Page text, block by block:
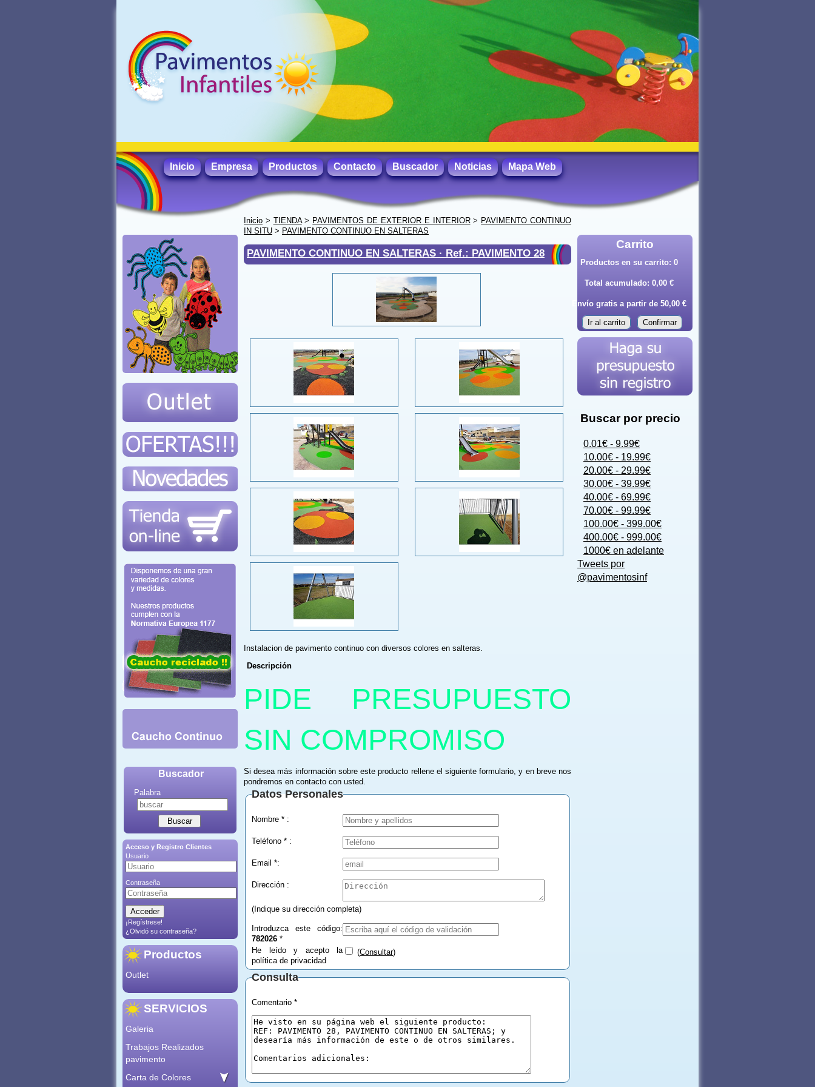
Inicio Empresa Productos Contacto Buscador Noticias Mapa Web
Buscador
Palabra
Acceso y Registro Clientes
Usuario
Contraseña
¡Regístrese!
¿Olvidó su contraseña?
Productos
Outlet
SERVICIOS
Galeria
Trabajos Realizados
pavimento
Carta de Colores
Inicio > TIENDA> PAVIMENTOS DE EXTERIOR E INTERIOR> PAVIMENTO CONTINUO
IN SITU > PAVIMENTO CONTINUO EN SALTERAS
PAVIMENTO CONTINUO EN SALTERAS · Ref.: PAVIMENTO 28
Instalacion de pavimento continuo con diversos colores en salteras.
Descripción
PIDE PRESUPUESTO
SIN COMPROMISO
Si desea más información sobre este producto rellene el siguiente formulario, y en breve nos
pondremos en contacto con usted.
Datos Personales
Nombre * :
Teléfono * :
Email *:
Dirección :
(Indique su dirección completa)
Introduzca este código:
782026 *
He leído y acepto la
política de privacidad
(Consultar)
Consulta
Comentario *
Carrito
Productos en su carrito: 0
Total acumulado: 0,00 €
Envío gratis a partir de 50,00 €
Ir al carrito Confirmar
Buscar por precio
0.01€ - 9.99€
10.00€ - 19.99€
20.00€ - 29.99€
30.00€ - 39.99€
40.00€ - 69.99€
70.00€ - 99.99€
100.00€ - 399.00€
400.00€ - 999.00€
1000€ en adelante
Tweets por
@pavimentosinf